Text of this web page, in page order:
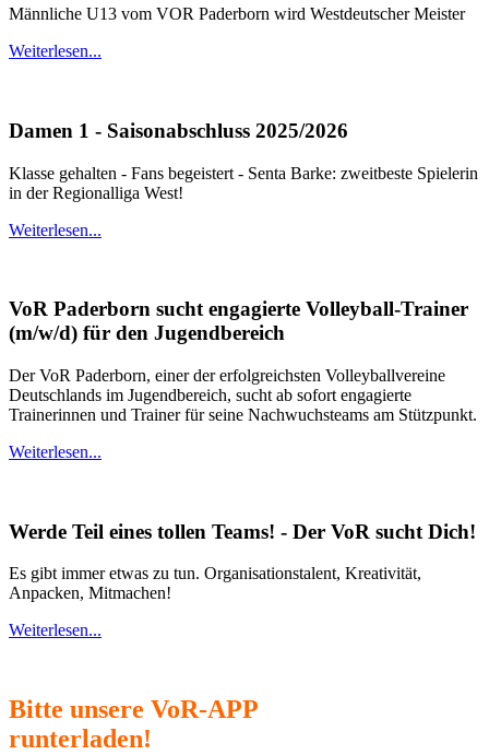
Männliche U13 vom VOR Paderborn wird Westdeutscher Meister
Weiterlesen...
Damen 1 - Saisonabschluss 2025/2026
Klasse gehalten - Fans begeistert - Senta Barke: zweitbeste Spielerin
in der Regionalliga West!
Weiterlesen...
VoR Paderborn sucht engagierte Volleyball-Trainer
(m/w/d) für den Jugendbereich
Der VoR Paderborn, einer der erfolgreichsten Volleyballvereine
Deutschlands im Jugendbereich, sucht ab sofort engagierte
Trainerinnen und Trainer für seine Nachwuchsteams am Stützpunkt.
Weiterlesen...
Werde Teil eines tollen Teams! - Der VoR sucht Dich!
Es gibt immer etwas zu tun. Organisationstalent, Kreativität,
Anpacken, Mitmachen!
Weiterlesen...
Bitte unsere VoR-APP
runterladen!